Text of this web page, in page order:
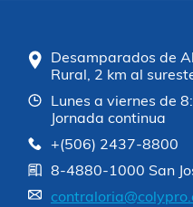
Desamparados de
Rural, 2 km al
Lunes a viernes de
Jornada continua
+(506) 2437-8800
8-4880-1000 San